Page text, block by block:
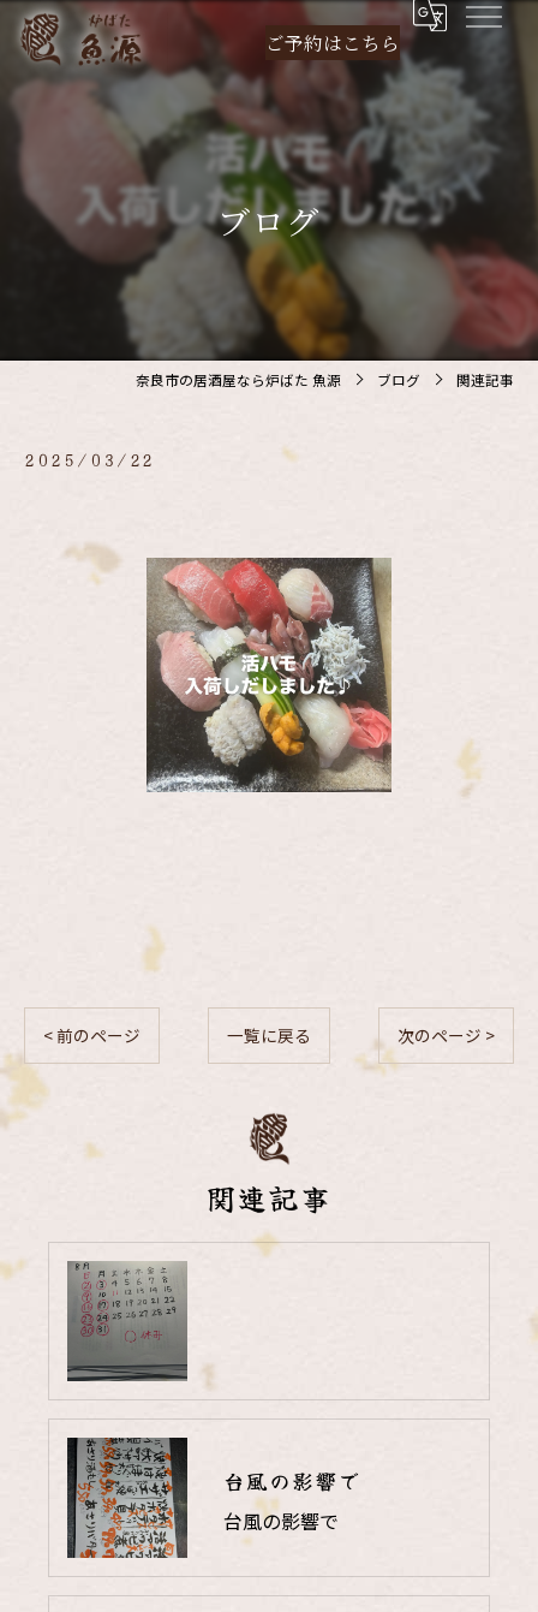
ご予約はこちら
ブログ
奈良市の居酒屋なら炉ばた 魚源 ブログ 関連記事
2025/03/22
< 前のページ 一覧に戻る 次のページ >
関連記事
台風の影響で
台風の影響で